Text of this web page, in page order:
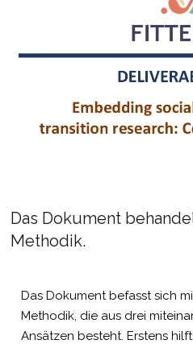
Das Dokument
Methodik.
Das Dokument befasst sich
Methodik, die aus drei
Ansätzen besteht. Erstens